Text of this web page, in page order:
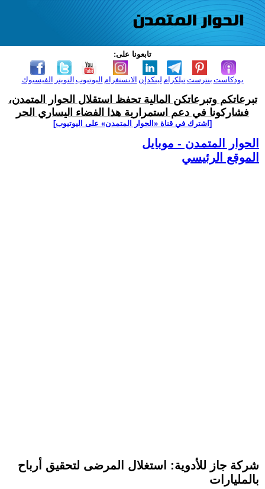
تابعونا على:
الفيسبوك التويتر اليوتيوب الانستغرام لينكدإن تيلكرامبنترست بودكاست
تبرعاتكم وتبرعاتكن المالية تحفظ استقلال الحوار المتمدن،
فشاركونا في دعم استمرارية هذا الفضاء اليساري الحر
[اشترك في قناة ‫«الحوار المتمدن» على اليوتيوب]
الحوار المتمدن - موبايل
الموقع الرئيسي
شركة جاز للأدوية: استغلال المرضى لتحقيق أرباح
بالمليارات